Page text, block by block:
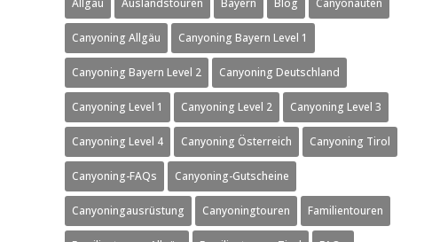
Canyoning Allgäu Canyoning Bayern Level 1
Canyoning Bayern Level 2 Canyoning Deutschland
Canyoning Level 1 Canyoning Level 2 Canyoning Level 3
Canyoning Level 4 Canyoning Österreich Canyoning Tirol
Canyoning-FAQs Canyoning-Gutscheine
Canyoningausrüstung Canyoningtouren Familientouren